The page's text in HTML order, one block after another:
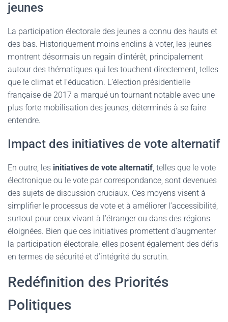
jeunes
La participation électorale des jeunes a connu des hauts et
des bas. Historiquement moins enclins à voter, les jeunes
montrent désormais un regain d’intérêt, principalement
autour des thématiques qui les touchent directement, telles
que le climat et l’éducation. L’élection présidentielle
française de 2017 a marqué un tournant notable avec une
plus forte mobilisation des jeunes, déterminés à se faire
entendre.
Impact des initiatives de vote alternatif
En outre, les initiatives de vote alternatif, telles que le vote
électronique ou le vote par correspondance, sont devenues
des sujets de discussion cruciaux. Ces moyens visent à
simplifier le processus de vote et à améliorer l’accessibilité,
surtout pour ceux vivant à l’étranger ou dans des régions
éloignées. Bien que ces initiatives promettent d’augmenter
la participation électorale, elles posent également des défis
en termes de sécurité et d’intégrité du scrutin.
Redéfinition des Priorités
Politiques